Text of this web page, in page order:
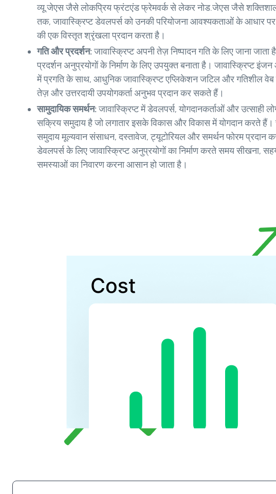
व्यू.जेएस जैसे लोकप्रिय फ्रंटएंड फ्रेमवर्क से लेकर नोड.जेएस जैसे
तक, जावास्क्रिप्ट डेवलपर्स को उनकी परियोजना आवश्यकताओं के आधार
की एक विस्तृत श्रृंखला प्रदान करता है।
गति और प्रदर्शन:जावास्क्रिप्ट अपनी तेज़ निष्पादन गति के लिए जाना
प्रदर्शन अनुप्रयोगों के निर्माण के लिए उपयुक्त बनाता है। जावास्क्रिप्ट
में प्रगति के साथ, आधुनिक जावास्क्रिप्ट एप्लिकेशन जटिल और गतिशील वेब
तेज़ और उत्तरदायी उपयोगकर्ता अनुभव प्रदान कर सकते हैं।
सामुदायिक समर्थन:जावास्क्रिप्ट में डेवलपर्स, योगदानकर्ताओं और उत्साही
सक्रिय समुदाय है जो लगातार इसके विकास और विकास में योगदान करते हैं।
समुदाय मूल्यवान संसाधन, दस्तावेज, ट्यूटोरियल और समर्थन फोरम प्रदान
डेवलपर्स के लिए जावास्क्रिप्ट अनुप्रयोगों का निर्माण करते समय सीखना,
समस्याओं का निवारण करना आसान हो जाता है।